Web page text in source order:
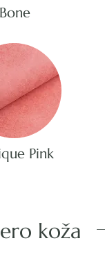
Bone
Pink
koža